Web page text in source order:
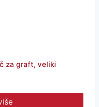
za graft, veliki